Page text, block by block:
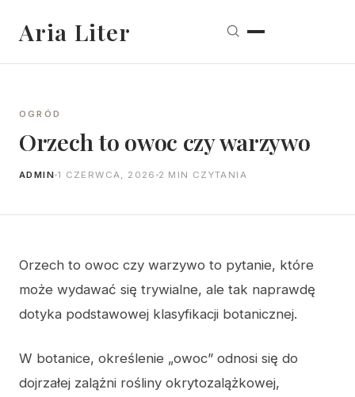
Aria Liter
OGRÓD
Orzech to owoc czy warzywo
ADMIN 1 CZERWCA, 2026 2 MIN CZYTANIA
Orzech to owoc czy warzywo to pytanie, które
może wydawać się trywialne, ale tak naprawdę
dotyka podstawowej klasyfikacji botanicznej.
W botanice, określenie „owoc” odnosi się do
dojrzałej zalążni rośliny okrytozalążkowej,